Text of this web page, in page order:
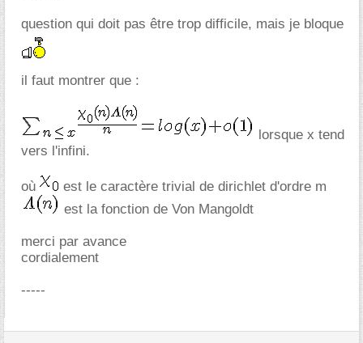
question qui doit pas être trop difficile, mais je bloque
il faut montrer que :
lorsque x tend
vers l'infini.
où
est le caractère trivial de dirichlet d'ordre m
est la fonction de Von Mangoldt
merci par avance
cordialement
-----